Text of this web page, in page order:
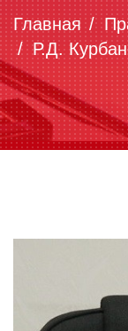
Главная
Р.Д.